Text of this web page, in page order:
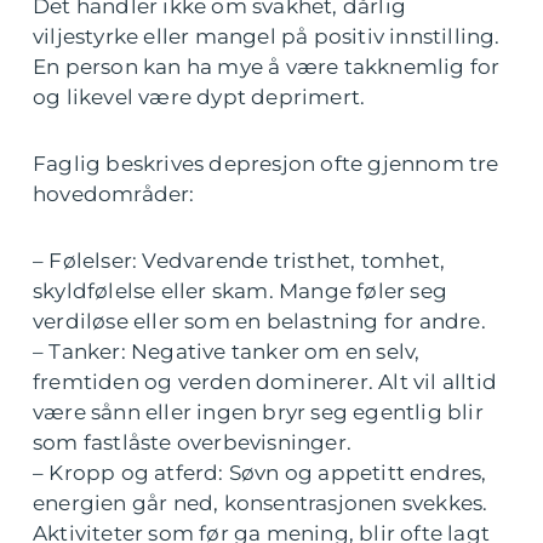
Det handler ikke om svakhet, dårlig
viljestyrke eller mangel på positiv innstilling.
En person kan ha mye å være takknemlig for
og likevel være dypt deprimert.
Faglig beskrives depresjon ofte gjennom tre
hovedområder:
– Følelser: Vedvarende tristhet, tomhet,
skyldfølelse eller skam. Mange føler seg
verdiløse eller som en belastning for andre.
– Tanker: Negative tanker om en selv,
fremtiden og verden dominerer. Alt vil alltid
være sånn eller ingen bryr seg egentlig blir
som fastlåste overbevisninger.
– Kropp og atferd: Søvn og appetitt endres,
energien går ned, konsentrasjonen svekkes.
Aktiviteter som før ga mening, blir ofte lagt